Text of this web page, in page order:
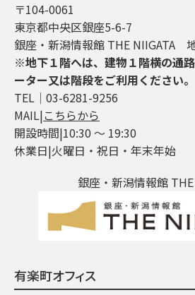
〒104-0061
東京都中央区銀座5-6-7
銀座・新潟情報館 THE NIIGATA
※地下１階へは、建物１階横の通
ーター又は階段をご利用ください。
TEL│03-6281-9256
MAIL|こちらから
開設時間|10:30 ～ 19:30
休業日|火曜日・祝日・年末年始
銀座・新潟情報館
有楽町オフィス